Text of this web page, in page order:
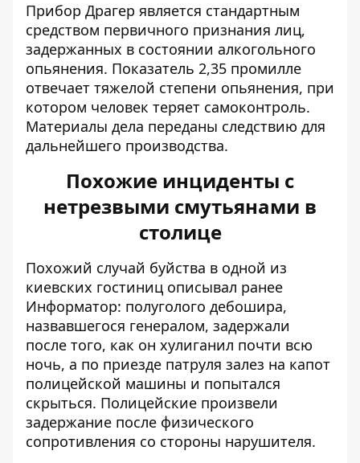
Прибор Драгер является стандартным
средством первичного признания лиц,
задержанных в состоянии алкогольного
опьянения. Показатель 2,35 промилле
отвечает тяжелой степени опьянения, при
котором человек теряет самоконтроль.
Материалы дела переданы следствию для
дальнейшего производства.
Похожие инциденты с
нетрезвыми смутьянами в
столице
Похожий случай буйства в одной из
киевских гостиниц описывал ранее
Информатор: полуголого дебошира,
назвавшегося генералом, задержали
после того, как он хулиганил почти всю
ночь, а по приезде патруля залез на капот
полицейской машины и попытался
скрыться. Полицейские произвели
задержание после физического
сопротивления со стороны нарушителя.